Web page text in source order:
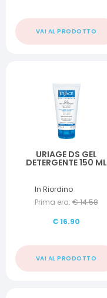
VAI AL PRODOTTO
URIAGE DS GEL
DETERGENTE 150 ML
In Riordino
Prima era: €14.58
€16.90
VAI AL PRODOTTO